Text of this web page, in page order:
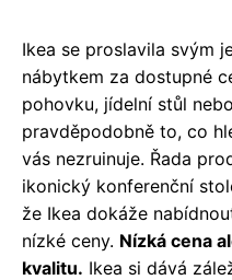
Ikea se proslavila svým
nábytkem za dostupné
pohovku, jídelní stůl
pravděpodobně to, co
vás nezruinuje. Řada
ikonický konferenční
že Ikea dokáže
nízké ceny. Nízká cena
kvalitu. Ikea si dává